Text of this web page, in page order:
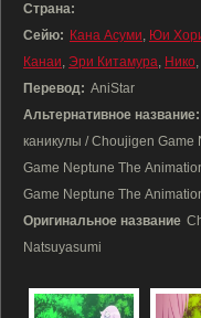
Страна:
Сейю: Кана Асуми, Юи
Канаи, Эри Китамура, Нико,
Перевод: AniStar
Альтернативное название:
каникулы / Choujigen Game
Game Neptune The
Game Neptune The
Оригинальное название
Natsuyasumi